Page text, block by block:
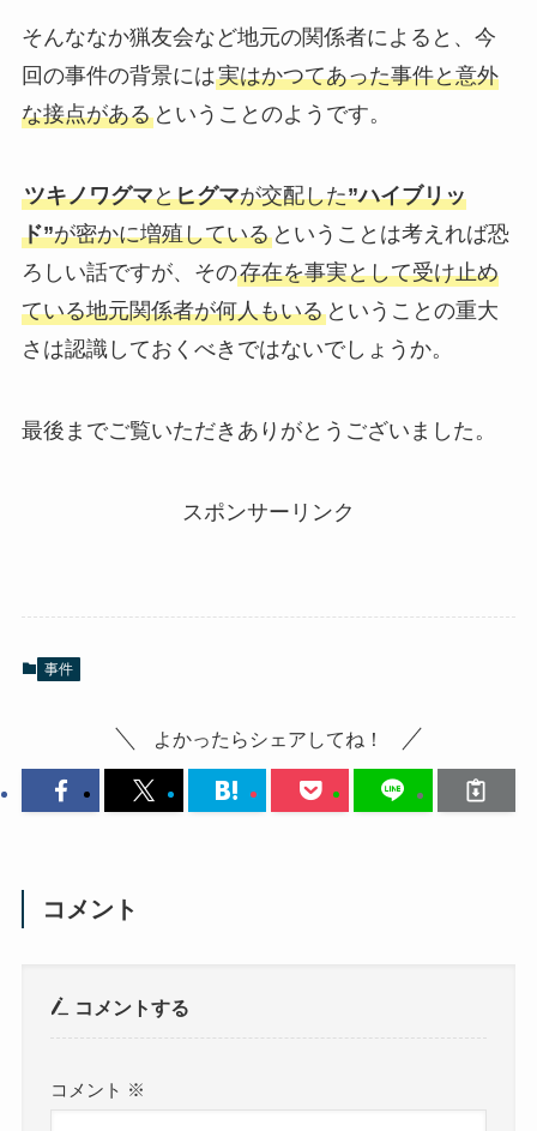
そんななか猟友会など地元の関係者によると、今
回の事件の背景には実はかつてあった事件と意外
な接点があるということのようです。
ツキノワグマとヒグマが交配した”ハイブリッ
ド”が密かに増殖しているということは考えれば恐
ろしい話ですが、その存在を事実として受け止め
ている地元関係者が何人もいるということの重大
さは認識しておくべきではないでしょうか。
最後までご覧いただきありがとうございました。
スポンサーリンク
事件
よかったらシェアしてね！
コメント
コメントする
コメント ※